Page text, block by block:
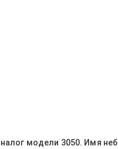
модели 3050. Имя